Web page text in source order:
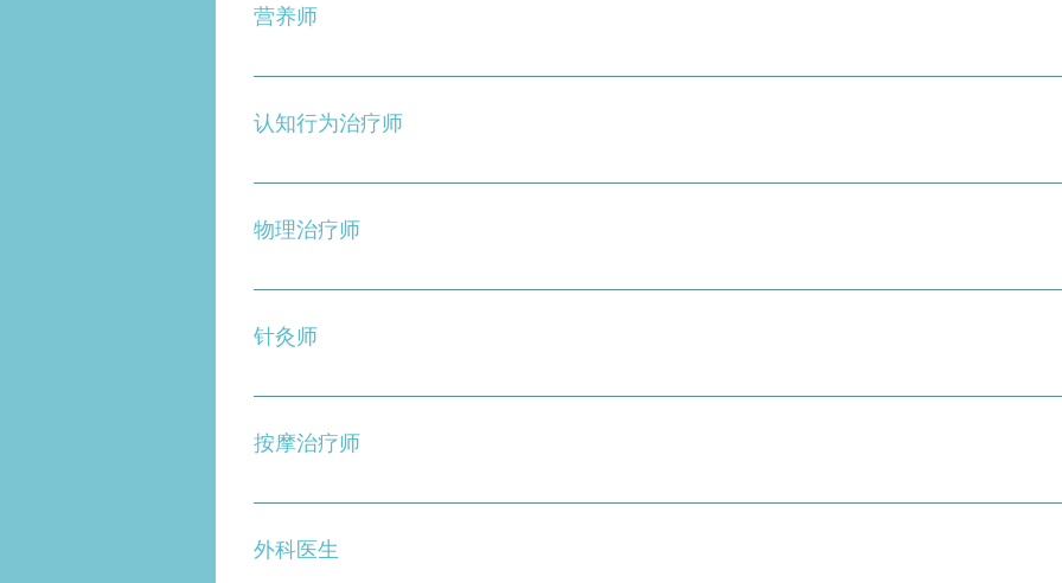
营养师
帮助制定饮食方案，最大限度地补充身体所需的营养，同时最大限度地减少疼痛。 MALS 引起
液，从而导致更多疼痛。此外，乳糜泻为胰腺提供血液，胰腺负责产生分解食物以便被吸收的酶
有足够的蛋白质以维持您的身高和体重。
认知行为治疗师
为您提供管理 MALS 中的焦虑和疼痛的工具。身心联系是强大的，应对工具可以帮助 MALS 患
物理治疗师
在手术前和手术后帮助对抗因疼痛蜷缩而导致的胸部肌肉紧绷的疼痛；减少手术后肋软骨炎或
供量身定制的锻炼，以放松肋骨之间的软骨和肌肉，放松腹部肌肉，并增强您的核心肌肉。手术
针灸师
通过将非常细的针头插入人体特定部位的皮肤至不同深度来帮助治疗各种疾病。研究表明，它可
按摩治疗师
结合各种临床和松弛软组织操作技术，有助于减轻因慢性疼痛带来的身体压力而导致的颈部、背
外科医生